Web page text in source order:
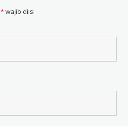
*wajib diisi